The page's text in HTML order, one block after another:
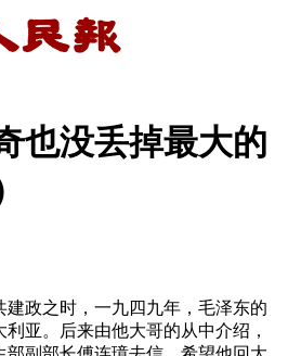
也没丢掉最大的
建政之时，一九四九年，毛泽东的
亚。后来由他大哥的从中介绍，